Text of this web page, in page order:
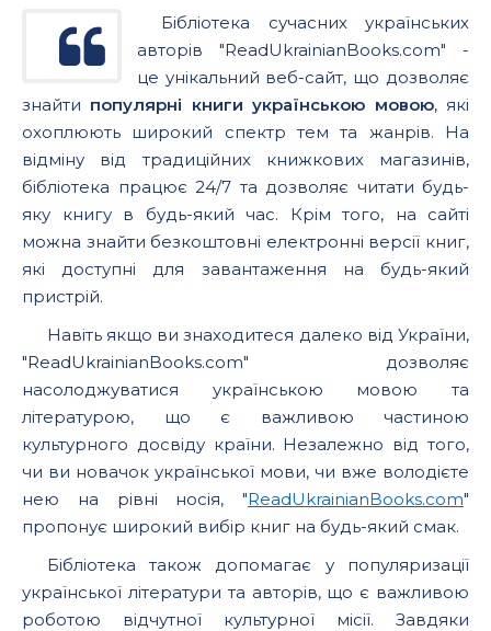
Бібліотека сучасних українських
авторів "ReadUkrainianBooks.com" -
це унікальний веб-сайт, що дозволяє
знайти популярні книги українською мовою, які
охоплюють широкий спектр тем та жанрів. На
відміну від традиційних книжкових магазинів,
бібліотека працює 24/7 та дозволяє читати будь-
яку книгу в будь-який час. Крім того, на сайті
можна знайти безкоштовні електронні версії книг,
які доступні для завантаження на будь-який
пристрій.
Навіть якщо ви знаходитеся далеко від України,
"ReadUkrainianBooks.com" дозволяє
насолоджуватися українською мовою та
літературою, що є важливою частиною
культурного досвіду країни. Незалежно від того,
чи ви новачок української мови, чи вже володієте
нею на рівні носія, "ReadUkrainianBooks.com"
пропонує широкий вибір книг на будь-який смак.
Бібліотека також допомагає у популяризації
української літератури та авторів, що є важливою
роботою відчутної культурної місії. Завдяки